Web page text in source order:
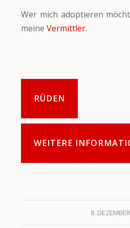
Wer mich adoptieren
meineVermittler.
RÜDEN
WEITERE
8.